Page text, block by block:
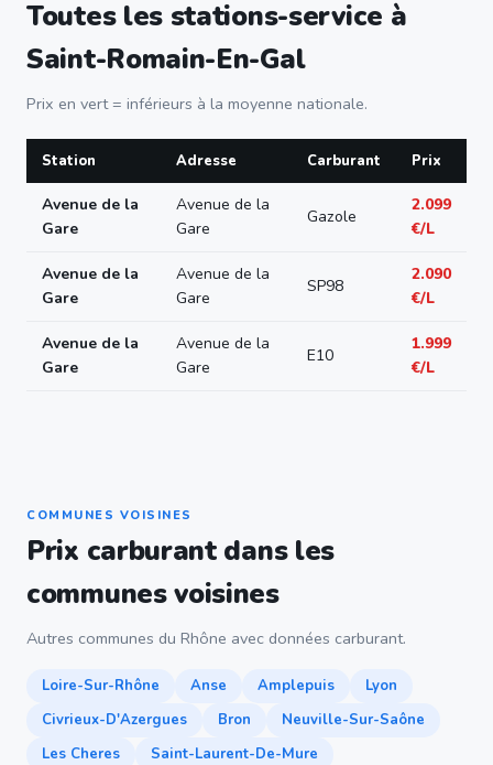
Toutes les stations-service à
Saint-Romain-En-Gal
Prix en vert = inférieurs à la moyenne nationale.
Station Adresse Carburant Prix
Avenue de la
Gare
Avenue de la
Gare
Gazole
2.099
€/L
Avenue de la
Gare
Avenue de la
Gare
SP98
2.090
€/L
Avenue de la
Gare
Avenue de la
Gare
E10
1.999
€/L
COMMUNES VOISINES
Prix carburant dans les
communes voisines
Autres communes du Rhône avec données carburant.
Loire-Sur-Rhône Anse Amplepuis
Lyon
Civrieux-D'Azergues
Bron
Neuville-Sur-Saône
Les Cheres
Saint-Laurent-De-Mure